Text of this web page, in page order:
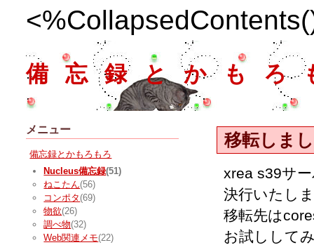
備忘録とかもろ
移転しま
xrea s39サ
決行いたし
移転先は
お試しして
メニュー
備忘録とかもろもろ
Nucleus備忘録(51)
ねこたん(56)
コンポタ (69)
物欲(26)
調べ物(32)
Web関連メモ(22)